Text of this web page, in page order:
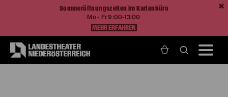
Sommeröffnungszeiten im Kartenbüro
Mo - Fr 9:00-13:00
MEHR ERFAHREN